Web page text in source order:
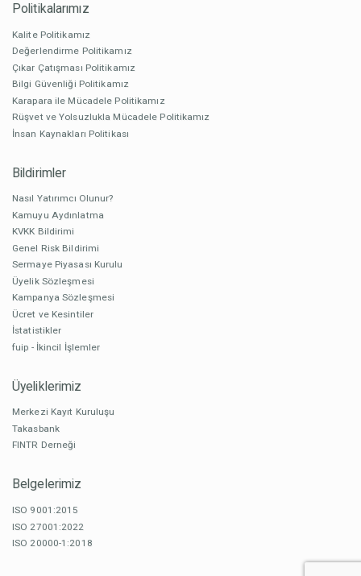
Politikalarımız
Kalite Politikamız
Değerlendirme Politikamız
Çıkar Çatışması Politikamız
Bilgi Güvenliği Politikamız
Karapara ile Mücadele Politikamız
Rüşvet ve Yolsuzlukla Mücadele Politikamız
İnsan Kaynakları Politikası
Bildirimler
Nasıl Yatırımcı Olunur?
Kamuyu Aydınlatma
KVKK Bildirimi
Genel Risk Bildirimi
Sermaye Piyasası Kurulu
Üyelik Sözleşmesi
Kampanya Sözleşmesi
Ücret ve Kesintiler
İstatistikler
fuip - İkincil İşlemler
Üyeliklerimiz
Merkezi Kayıt Kuruluşu
Takasbank
FINTR Derneği
Belgelerimiz
ISO 9001:2015
ISO 27001:2022
ISO 20000-1:2018